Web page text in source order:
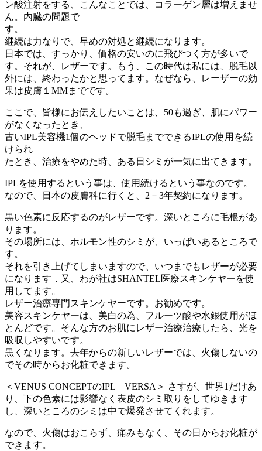
ン酸注射をする、こんなことでは、コラーゲン層は増えませ
ん。内臓の問題で
す。
継続は力なりで、早めの対処と継続になります。
日本では、すっかり、価格の安いのに飛びつく方が多いで
す。それが、レザーです。もう、この時代は私には、脱毛以
外には、終わったかと思ってます。なぜなら、レーザーの効
果は皮膚１MMまでです。
ここで、皆様にお伝えしたいことは、50も過ぎ、肌にパワー
がなくなったとき、
古いIPL美容機1個のヘッドで脱毛までできるIPLの使用を続
けられ
たとき、治療をやめた時、ある日シミが一気に出てきます。
IPLを使用するという事は、使用続けるという事なのです。
なので、日本の皮膚科に行くと、2－3年契約になります。
黒い色素に反応するのがレザーです。深いところに毛根があ
ります。
その場所には、ホルモン性のシミが、いっぱいあるところで
す。
それを引き上げてしまいますので、いつまでもレザーが必要
になります．又、わが社はSHANTEL医療スキンケヤーを使
用してます。
レザー治療専門スキンケヤーです。お勧めです。
美容スキンケヤーは、美白の為、フルーツ酸や水銀使用がほ
とんどです。そんな方のお肌にレザー治療治療したら、光を
吸収しやすいです。
黒くなります。去年からの新しいレザーでは、火傷しないの
でその時からお化粧できます。
＜VENUS CONCEPTのIPL VERSA＞ さすが、世界1だけあ
り、下の色素には影響なく表皮のシミ取りをしてゆきます
し、深いところのシミは中で爆発させてくれます。
なので、火傷はおこらず、痛みもなく、その日からお化粧が
できます。